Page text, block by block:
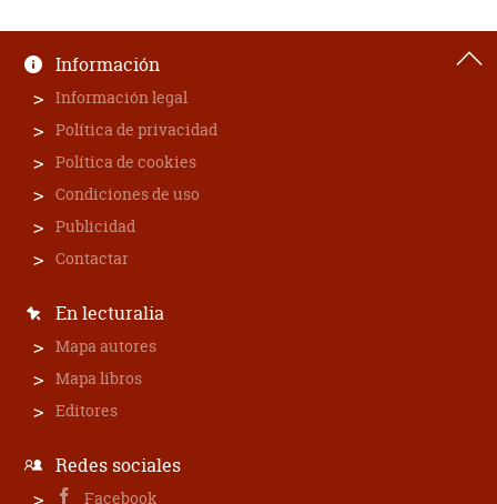
Información
Información legal
Política de privacidad
Política de cookies
Condiciones de uso
Publicidad
Contactar
En lecturalia
Mapa autores
Mapa libros
Editores
Redes sociales
Facebook